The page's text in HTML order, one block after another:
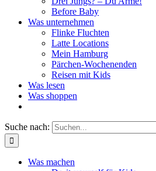
Before Baby
Was unternehmen
Flinke Fluchten
Latte Locations
Mein Hamburg
Pärchen-Wochenenden
Reisen mit Kids
Was lesen
Was shoppen
Suche nach:
Was machen